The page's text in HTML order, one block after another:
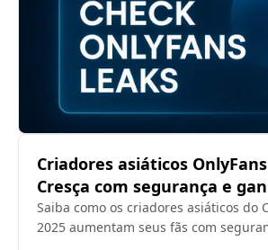
Criadores asiáticos OnlyFans
Cresça com segurança e
Saiba como os criadores asiáticos do
2025 aumentam seus fãs com